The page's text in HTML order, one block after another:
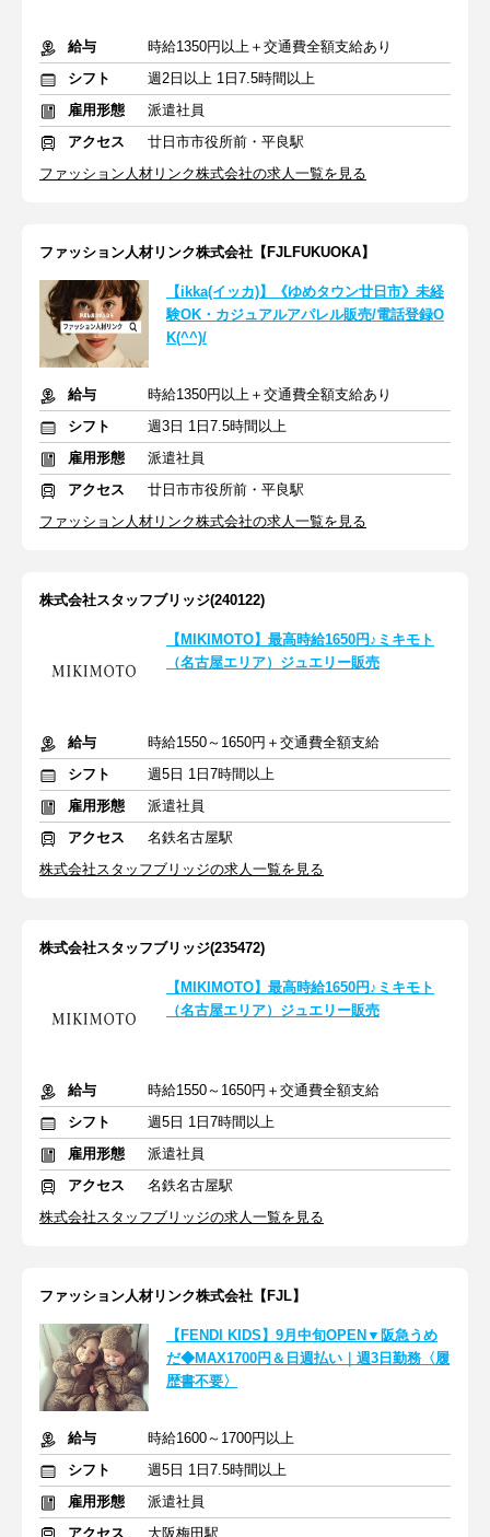
給与
時給1350円以上＋交通費全額支給あり
シフト
週2日以上 1日7.5時間以上
雇用形態
派遣社員
アクセス
廿日市市役所前・平良駅
ファッション人材リンク株式会社の求人一覧を見る
ファッション人材リンク株式会社【FJLFUKUOKA】
【ikka(イッカ)】《ゆめタウン廿日市》未経
験OK・カジュアルアパレル販売/電話登録O
K(^^)/
給与
時給1350円以上＋交通費全額支給あり
シフト
週3日 1日7.5時間以上
雇用形態
派遣社員
アクセス
廿日市市役所前・平良駅
ファッション人材リンク株式会社の求人一覧を見る
株式会社スタッフブリッジ(240122)
【MIKIMOTO】最高時給1650円♪ミキモト
（名古屋エリア）ジュエリー販売
給与
時給1550～1650円＋交通費全額支給
シフト
週5日 1日7時間以上
雇用形態
派遣社員
アクセス
名鉄名古屋駅
株式会社スタッフブリッジの求人一覧を見る
株式会社スタッフブリッジ(235472)
【MIKIMOTO】最高時給1650円♪ミキモト
（名古屋エリア）ジュエリー販売
給与
時給1550～1650円＋交通費全額支給
シフト
週5日 1日7時間以上
雇用形態
派遣社員
アクセス
名鉄名古屋駅
株式会社スタッフブリッジの求人一覧を見る
ファッション人材リンク株式会社【FJL】
【FENDI KIDS】9月中旬OPEN▼阪急うめ
だ◆MAX1700円＆日週払い｜週3日勤務〈履
歴書不要〉
給与
時給1600～1700円以上
シフト
週5日 1日7.5時間以上
雇用形態
派遣社員
アクセス
大阪梅田駅